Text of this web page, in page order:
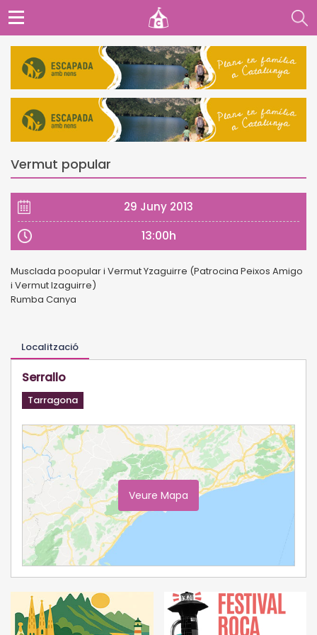
Vermut popular
29 Juny 2013
13:00h
Musclada poopular i Vermut Yzaguirre (Patrocina Peixos Amigo
i Vermut Izaguirre)
Rumba Canya
Localització
Serrallo
Tarragona
Veure Mapa